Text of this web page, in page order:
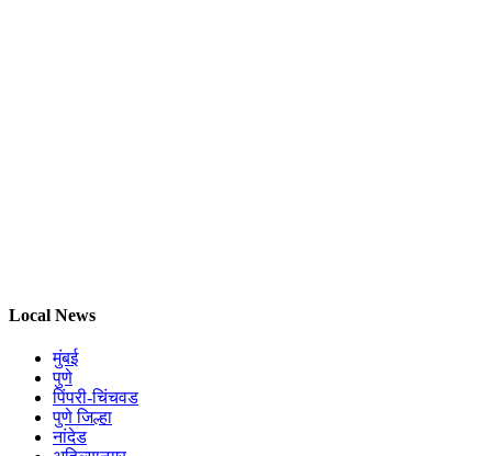
Local News
मुंबई
पुणे
पिंपरी-चिंचवड
पुणे जिल्हा
नांदेड